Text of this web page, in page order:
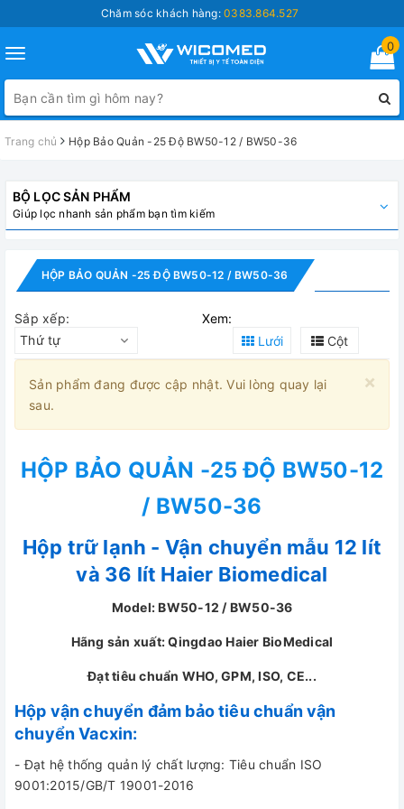
Chăm sóc khách hàng:0383.864.527
Toggle
navigation
0
Trang chủ Hộp Bảo Quản -25 Độ BW50-12 / BW50-36
BỘ LỌC SẢN PHẨM
Giúp lọc nhanh sản phẩm bạn tìm kiếm
HỘP BẢO QUẢN -25 ĐỘ BW50-12 / BW50-36
Sắp xếp:
Thứ tự
Xem:
Lưới
Cột
×
Sản phẩm đang được cập nhật. Vui lòng quay lại
sau.
HỘP BẢO QUẢN -25 ĐỘ BW50-12
/ BW50-36
Hộp trữ lạnh - Vận chuyển mẫu 12 lít
và 36 lít Haier Biomedical
Model: BW50-12 / BW50-36
Hãng sản xuất: Qingdao Haier BioMedical
Đạt tiêu chuẩn WHO, GPM, ISO, CE...
Hộp vận chuyển đảm bảo tiêu chuẩn vận
chuyển Vacxin:
- Đạt hệ thống quản lý chất lượng: Tiêu chuẩn ISO
9001:2015/GB/T 19001-2016